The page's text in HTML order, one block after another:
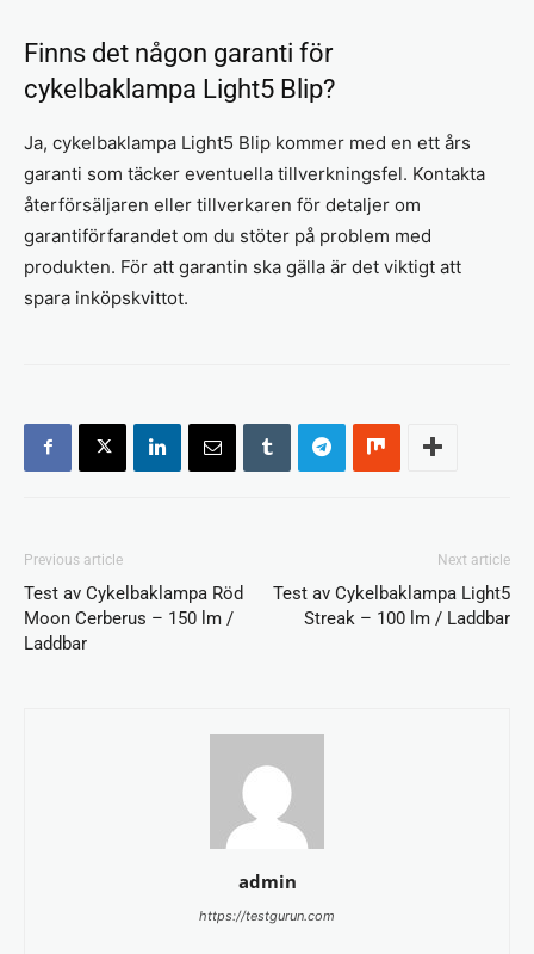
Finns det någon garanti för
cykelbaklampa Light5 Blip?
Ja, cykelbaklampa Light5 Blip kommer med en ett års
garanti som täcker eventuella tillverkningsfel. Kontakta
återförsäljaren eller tillverkaren för detaljer om
garantiförfarandet om du stöter på problem med
produkten. För att garantin ska gälla är det viktigt att
spara inköpskvittot.
Previous article
Test av Cykelbaklampa Röd
Moon Cerberus – 150 lm /
Laddbar
Next article
Test av Cykelbaklampa Light5
Streak – 100 lm / Laddbar
admin
https://testgurun.com